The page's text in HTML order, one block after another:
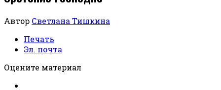
Автор Светлана Тишкина
Печать
Эл. почта
Оцените материал